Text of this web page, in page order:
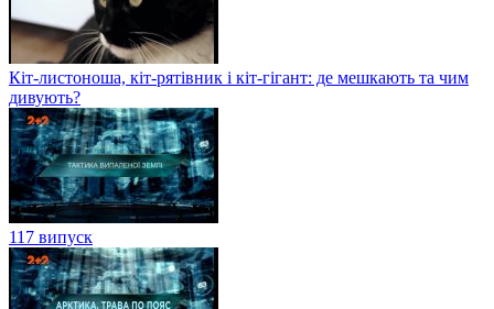
Кіт-листоноша, кіт-рятівник і кіт-гігант: де мешкають та чим
дивують?
117 випуск